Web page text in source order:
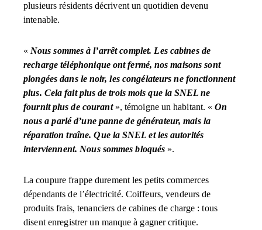
plusieurs résidents décrivent un quotidien devenu
intenable.
« Nous sommes à l’arrêt complet. Les cabines de
recharge téléphonique ont fermé, nos maisons sont
plongées dans le noir, les congélateurs ne fonctionnent
plus. Cela fait plus de trois mois que la SNEL ne
fournit plus de courant», témoigne un habitant. «On
nous a parlé d’une panne de générateur, mais la
réparation traîne. Que la SNEL et les autorités
interviennent. Nous sommes bloqués ».
La coupure frappe durement les petits commerces
dépendants de l’électricité. Coiffeurs, vendeurs de
produits frais, tenanciers de cabines de charge : tous
disent enregistrer un manque à gagner critique.